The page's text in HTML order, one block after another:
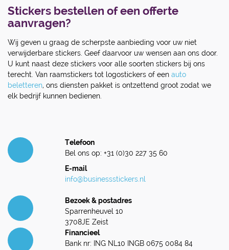
Stickers bestellen of een offerte
aanvragen?
Wij geven u graag de scherpste aanbieding voor uw niet
verwijderbare stickers. Geef daarvoor uw wensen aan ons door.
U kunt naast deze stickers voor alle soorten stickers bij ons
terecht. Van raamstickers tot logostickers of een auto
beletteren, ons diensten pakket is ontzettend groot zodat we
elk bedrijf kunnen bedienen.
Telefoon
Bel ons op: +31 (0)30 227 35 60
E-mail
info@businessstickers.nl
Bezoek & postadres
Sparrenheuvel 10
3708JE Zeist
Financieel
Bank nr: ING NL10 INGB 0675 0084 84